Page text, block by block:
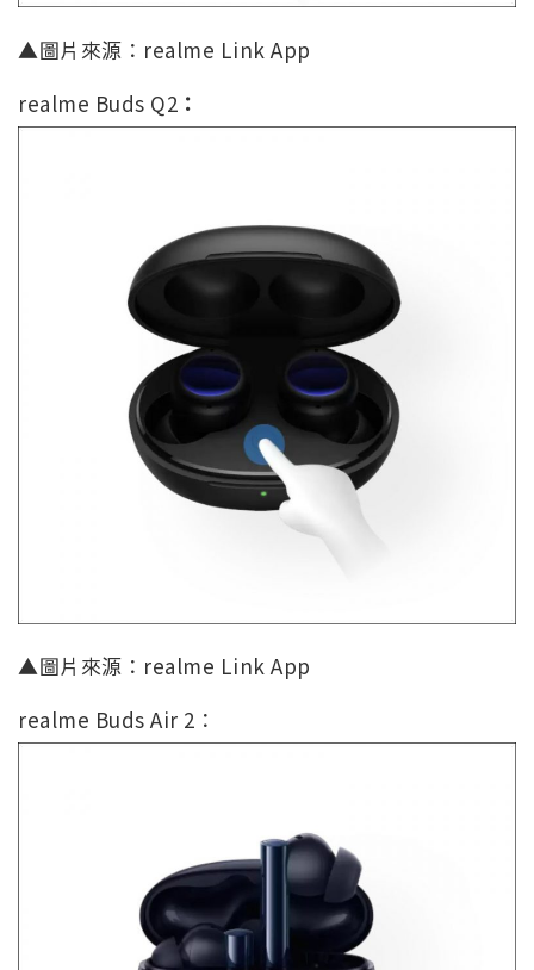
▲圖片來源：realme Link App
realme Buds Q2 ：
▲圖片來源：realme Link App
realme Buds Air 2：